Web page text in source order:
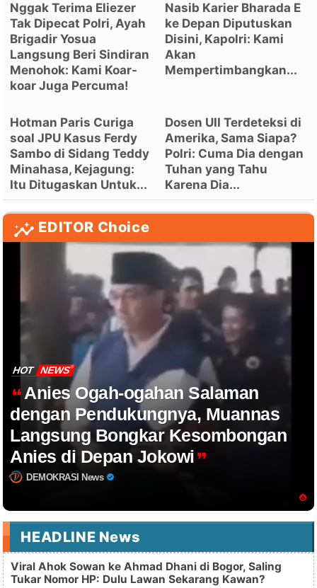
Nggak Terima Eliezer
Tak Dipecat Polri, Ayah
Brigadir Yosua
Langsung Beri Sindiran
Menohok: Kami Koar-
koar Juga Percuma!
Nasib Karier Bharada E
ke Depan Diputuskan
Disini, Kapolri: Kami
Akan
Mempertimbangkan...
Hotman Paris Curiga
soal JPU Kasus Ferdy
Sambo di Sidang Teddy
Minahasa, Kejagung:
Itu Ditugaskan Untuk...
Dosen UII Terdeteksi di
Amerika, Sama Siapa?
Polri: Cuma Dia dengan
Tuhan yang Tahu
Karena Dia...
EDITOR Choice
HOT NEWS
Anies Ogah-ogahan Salaman
dengan Pendukungnya, Muannas
Langsung Bongkar Kesombongan
Anies di Depan Jokowi
DEMOKRASI News
HEADLINE News
Viral Ahok Sowan ke Ahmad Dhani di Bogor, Saling
Tukar Nomor HP: Dulu Lawan Sekarang Kawan?